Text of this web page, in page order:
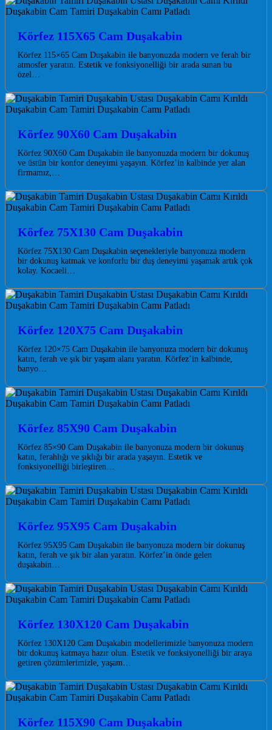
Körfez 115X65 Cam Duşakabin
Körfez 115×65 Cam Duşakabin ile banyonuzda modern ve ferah bir
atmosfer yaratın. Estetik ve fonksiyonelliği bir arada sunan bu
özel…
Körfez 90X60 Cam Duşakabin
Körfez 90X60 Cam Duşakabin ile banyonuzda modern bir dokunuş
ve üstün bir konfor deneyimi yaşayın. Körfez’in kalbinde yer alan
firmamız,…
Körfez 75X130 Cam Duşakabin
Körfez 75X130 Cam Duşakabin seçenekleriyle banyonuza modern
bir dokunuş katmak ve konforlu bir duş deneyimi yaşamak artık çok
kolay. Kocaeli…
Körfez 120X75 Cam Duşakabin
Körfez 120×75 Cam Duşakabin ile banyonuza modern bir dokunuş
katın, ferah ve şık bir yaşam alanı yaratın. Körfez’in kalbinde,
banyo…
Körfez 85X90 Cam Duşakabin
Körfez 85×90 Cam Duşakabin ile banyonuza modern bir dokunuş
katın, ferahlığı ve şıklığı bir arada yaşayın. Estetik ve
fonksiyonelliği birleştiren…
Körfez 95X95 Cam Duşakabin
Körfez 95X95 Cam Duşakabin ile banyonuza modern bir dokunuş
katın, ferah ve şık bir alan yaratın. Körfez’in önde gelen
duşakabin…
Körfez 130X120 Cam Duşakabin
Körfez 130X120 Cam Duşakabin modellerimizle banyonuza modern
bir dokunuş katmaya hazır olun. Estetik ve fonksiyonelliği bir araya
getiren çözümlerimizle, yaşam…
Körfez 115X90 Cam Duşakabin